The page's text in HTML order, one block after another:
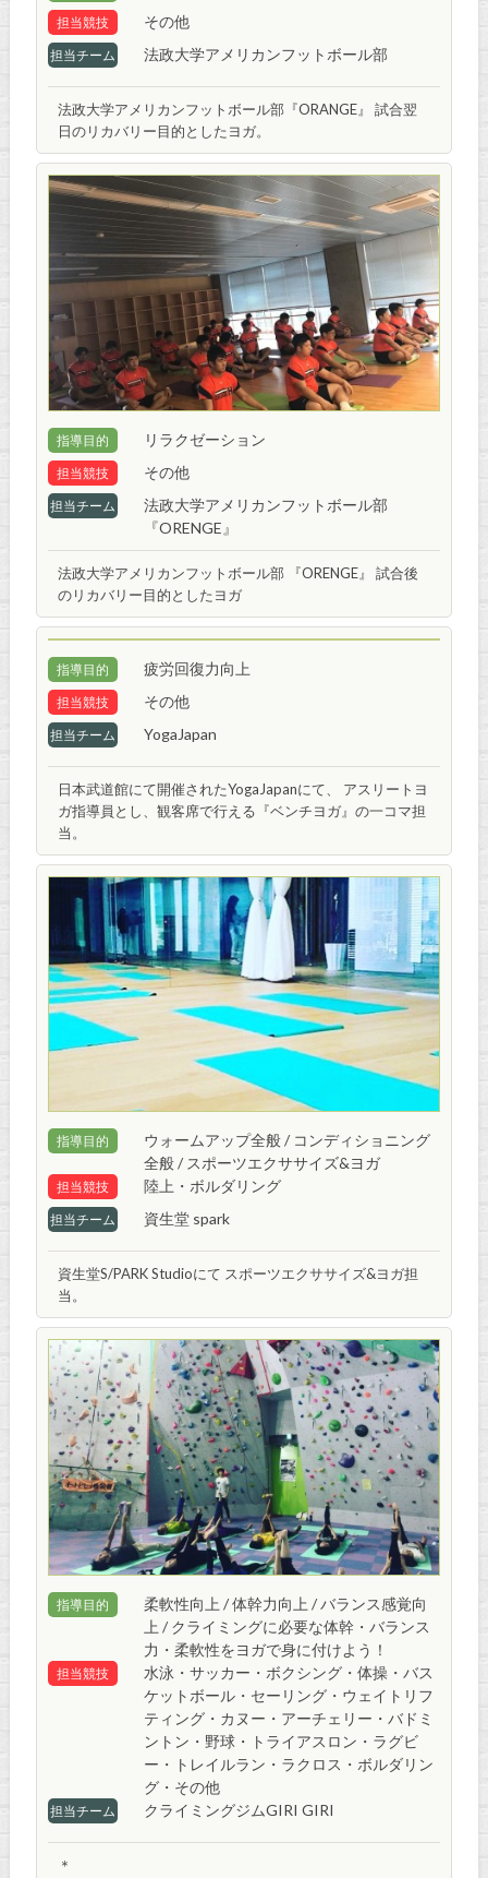
担当競技 その他
担当チーム 法政大学アメリカンフットボール部
法政大学アメリカンフットボール部『ORANGE』 試合翌
日のリカバリー目的としたヨガ。
指導目的 リラクゼーション
担当競技 その他
担当チーム
法政大学アメリカンフットボール部
『ORENGE』
法政大学アメリカンフットボール部 『ORENGE』 試合後
のリカバリー目的としたヨガ
指導目的 疲労回復力向上
担当競技 その他
担当チーム YogaJapan
日本武道館にて開催されたYogaJapanにて、 アスリートヨ
ガ指導員とし、観客席で行える『ベンチヨガ』の一コマ担
当。
指導目的
ウォームアップ全般 / コンディショニング
全般 / スポーツエクササイズ&ヨガ
担当競技 陸上・ボルダリング
担当チーム 資生堂 spark
資生堂S/PARK Studioにて スポーツエクササイズ&ヨガ担
当。
指導目的
柔軟性向上 / 体幹力向上 / バランス感覚向
上 / クライミングに必要な体幹・バランス
力・柔軟性をヨガで身に付けよう！
担当競技
水泳・サッカー・ボクシング・体操・バス
ケットボール・セーリング・ウェイトリフ
ティング・カヌー・アーチェリー・バドミ
ントン・野球・トライアスロン・ラグビ
ー・トレイルラン・ラクロス・ボルダリン
グ・その他
担当チーム クライミングジムGIRI GIRI
＊